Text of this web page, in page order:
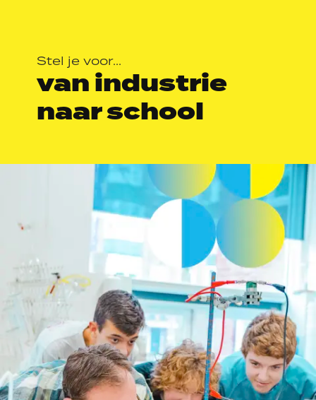
Stel je voor...
van industrie
naar school